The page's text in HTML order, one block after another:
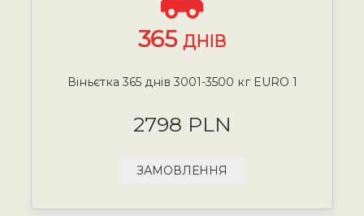
365 ДНІВ
Віньєтка 365 днів 3001-3500 кг EURO 1
2798 PLN
ЗАМОВЛЕННЯ